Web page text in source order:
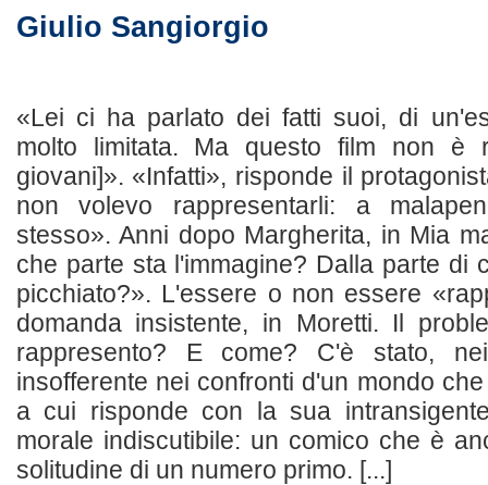
Giulio Sangiorgio
«Lei ci ha parlato dei fatti suoi, di
molto limitata. Ma questo film non è
giovani]». «Infatti», risponde il
non volevo rappresentarli: a
stesso». Anni dopo Margherita, in Mia
che parte sta l'immagine? Dalla parte di
picchiato?». L'essere o non essere
domanda insistente, in Moretti. Il
rappresento? E come? C'è stato,
insofferente nei confronti d'un mondo
a cui risponde con la sua
morale indiscutibile: un comico che è
solitudine di un numero primo. [...]